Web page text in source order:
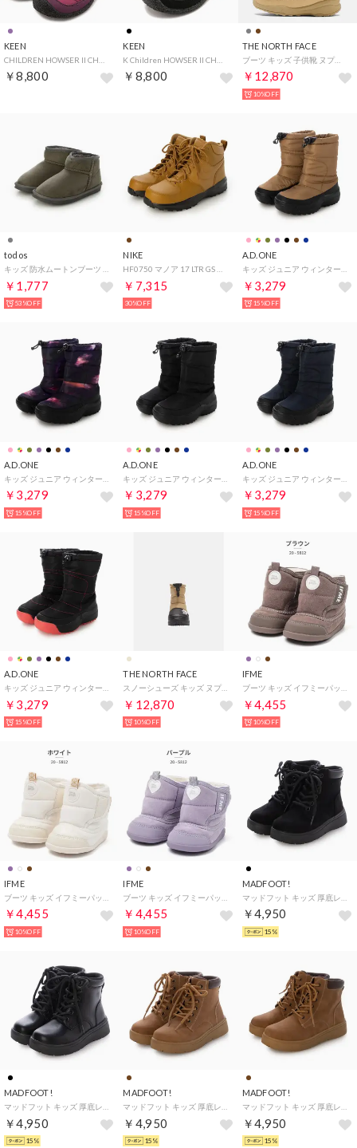
KEEN
￥8,800
KEEN
￥8,800
THE NORTH FACE
ブーツ キッズ 子供靴 ヌプシ ブーティ VII フリース NFJ52373 the north face K Nuptse Bootie VII Fleece 防寒 ボア （ブラウン）
￥12,870
10%OFF
todos
￥1,777
53%OFF
NIKE
￥7,315
30%OFF
A.D.ONE
￥3,279
15%OFF
A.D.ONE
￥3,279
15%OFF
A.D.ONE
￥3,279
15%OFF
A.D.ONE
￥3,279
15%OFF
A.D.ONE
￥3,279
15%OFF
THE NORTH FACE
￥12,870
10%OFF
IFME
￥4,455
10%OFF
IFME
￥4,455
10%OFF
IFME
￥4,455
10%OFF
MADFOOT!
￥4,950
15%
MADFOOT!
￥4,950
15%
MADFOOT!
￥4,950
15%
MADFOOT!
￥4,950
15%